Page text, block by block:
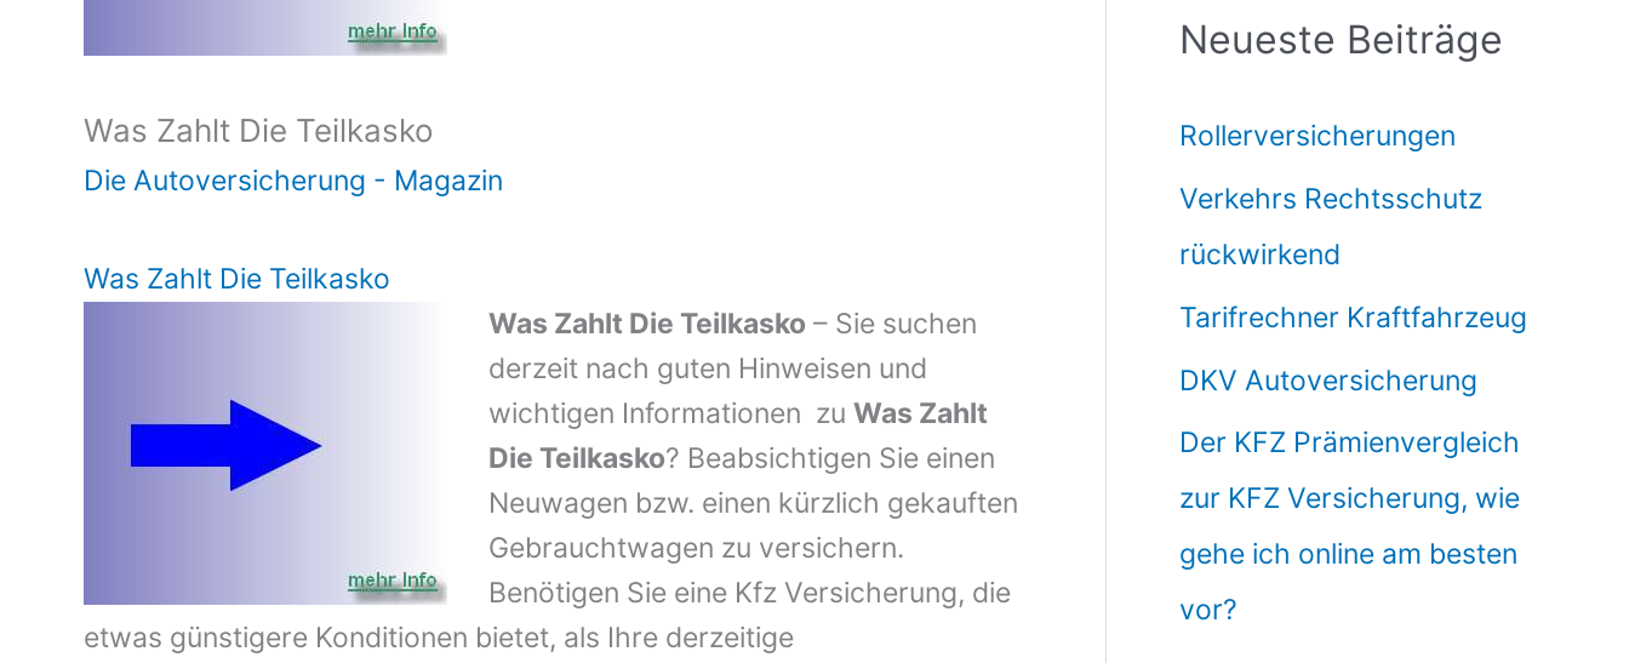
Was Zahlt Die Teilkasko
Die Autoversicherung - Magazin
Was Zahlt Die Teilkasko
Was Zahlt Die Teilkasko – Sie suchen
derzeit nach guten Hinweisen und
wichtigen Informationen zu Was Zahlt
Die Teilkasko? Beabsichtigen Sie einen
Neuwagen bzw. einen kürzlich gekauften
Gebrauchtwagen zu versichern.
Benötigen Sie eine Kfz Versicherung, die
etwas günstigere Konditionen bietet, als Ihre derzeitige
Neueste Beiträge
Rollerversicherungen
Verkehrs Rechtsschutz
rückwirkend
Tarifrechner Kraftfahrzeug
DKV Autoversicherung
Der KFZ Prämienvergleich
zur KFZ Versicherung, wie
gehe ich online am besten
vor?